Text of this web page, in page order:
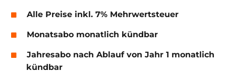
Alle Preise inkl. 7% Mehrwertsteuer
Monatsabo monatlich kündbar
Jahresabo nach Ablauf von Jahr 1 monatlich
kündbar